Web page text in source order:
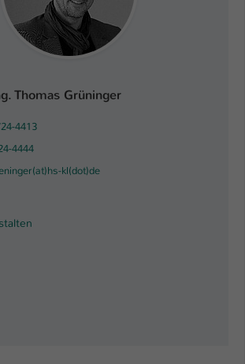
Thomas Grüninger
4413
4444
kl(dot)de
Einstellungen. Unter anderem eine zufällig
generierte ID, für die historische
Speicherung Ihrer vorgenommen
Einstellungen, falls der Webseiten-
fe_typo_user / PHPSESSID
Dieses Cookie ist ein Standard-Session-